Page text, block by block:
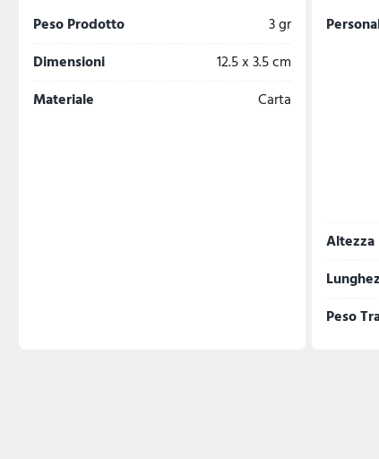
Peso Prodotto
3 gr
Dimensioni
12.5 x 3.5 cm
Materiale
Carta
Altezza
Peso